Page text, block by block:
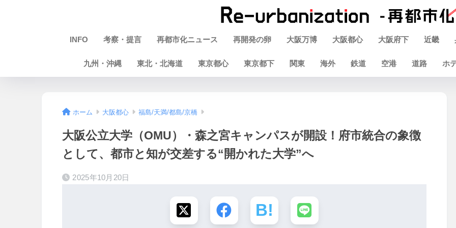
INFO 考察・提言 再都市化ニュース 再開発の卵 大阪万博 大阪都心 大阪府下 近畿
九州・沖縄 東北・北海道 東京都心 東京都下 関東 海外 鉄道 空港 道路 ホ
ホーム 大阪都心 福島/天満/都島/京橋
大阪公立大学（OMU）・森之宮キャンパスが開設！府市統合の象徴
として、都市と知が交差する“開かれた大学”へ
2025年10月20日